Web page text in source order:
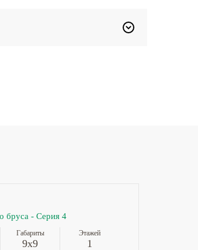
бруса - Серия 4
Габариты
9х9
Этажей
1